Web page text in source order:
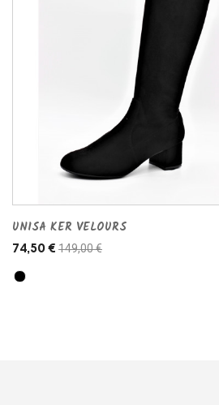
UNISA KER VELOURS
74,50 € 149,00 €